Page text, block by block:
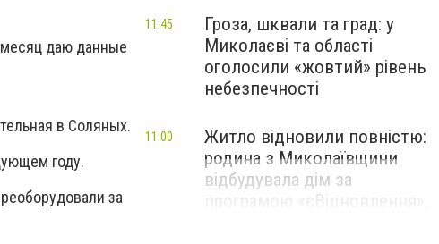
месяц даю данные
в Соляных.
году.
за
Гроза, шквали та град: у
Миколаєві та області
оголосили «жовтий» рівень
небезпечності
11:45
Житло відновили повністю:
родина з Миколаївщини
відбудувала дім за
програмою «єВідновлення»,
11:00